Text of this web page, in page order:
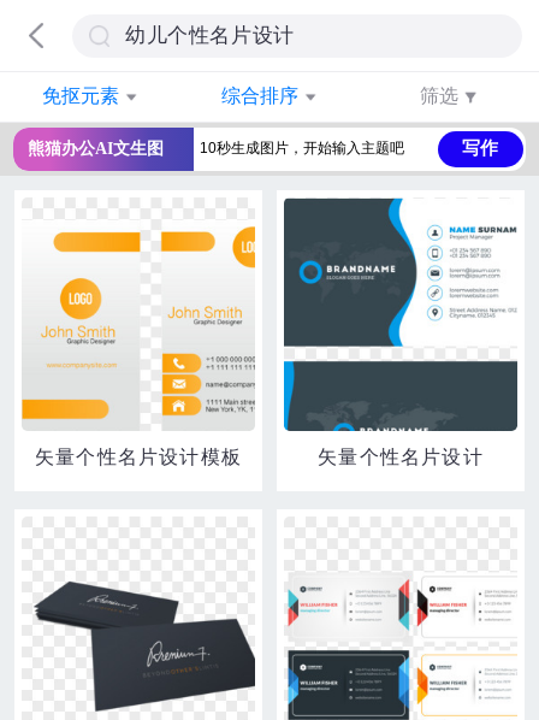
免抠元素 综合排序 筛选
熊猫办公AI文生图 写作
矢量个性名片设计模板 矢量个性名片设计